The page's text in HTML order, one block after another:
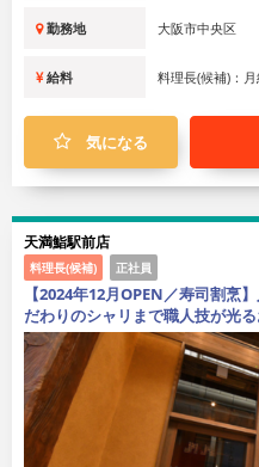
勤務地 大阪市中央区
給料 料理長(候補)：
気になる
天満鮨駅前店
料理長(候補) 正社員
【2024年12月OPEN／寿司割烹
だわりのシャリまで職人技が光